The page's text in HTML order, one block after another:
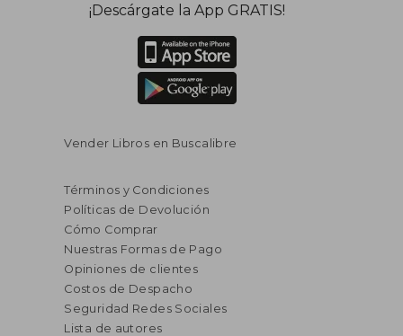
¡Descárgate la App GRATIS!
Vender Libros en Buscalibre
Términos y Condiciones
Políticas de Devolución
Cómo Comprar
Nuestras Formas de Pago
Opiniones de clientes
Costos de Despacho
Seguridad Redes Sociales
Lista de autores